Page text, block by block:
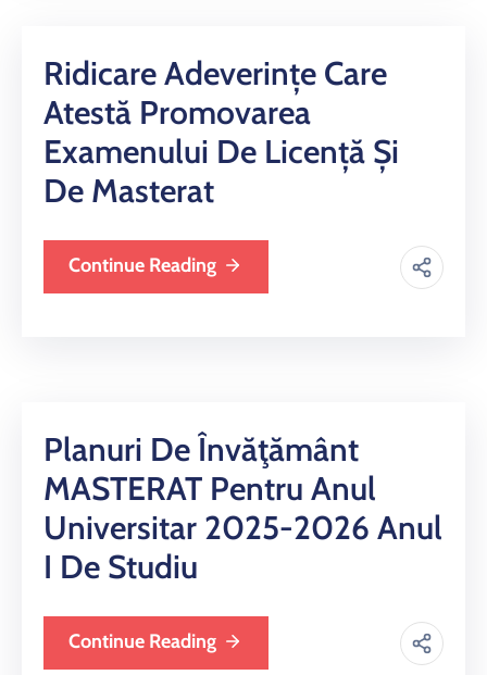
Ridicare Adeverințe Care
Atestă Promovarea
Examenului De Licență Și
De Masterat
Continue Reading
Planuri De Învăţământ
MASTERAT Pentru Anul
Universitar 2025-2026 Anul
I De Studiu
Continue Reading